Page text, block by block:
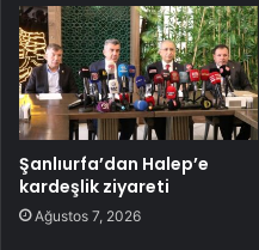
Şanlıurfa’dan Halep’e
kardeşlik ziyareti
Ağustos 7, 2026